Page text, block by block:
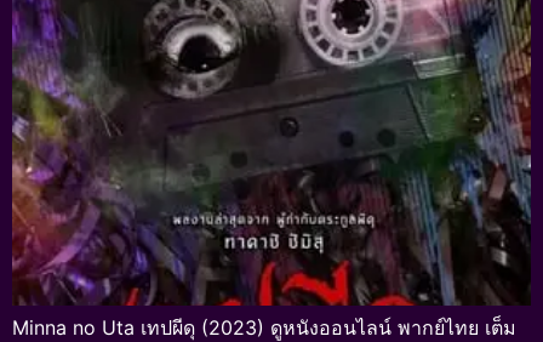
Minna no Uta เทปผีดุ (2023) ดูหนังออนไลน์ พากย์ไทย เต็ม